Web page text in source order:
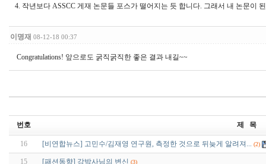
4. 작년보다 ASSCC 게재 논문들 포스가 떨어지는 듯 합니다. 그래서 내 논문이
이명재 08-12-18 00:37
Congratulations! 앞으로도 굵직굵직한 좋은 결과 내길~~
번호 제 목
16 [비연합뉴스] 고민수/김재영 연구원, 측정한 것으로 뒤늦게 알려져... (2)
15 [패션동향] 강박사님의 변신 (3)